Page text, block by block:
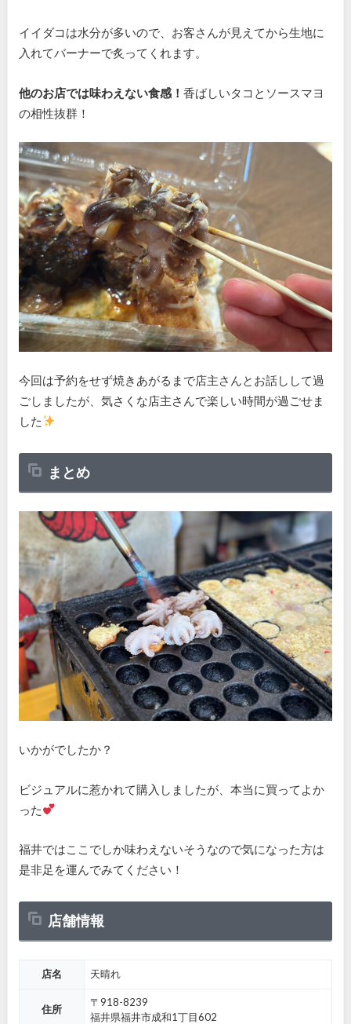
イイダコは水分が多いので、お客さんが見えてから生地に
入れてバーナーで炙ってくれます。
他のお店では味わえない食感！ 香ばしいタコとソースマヨ
の相性抜群！
今回は予約をせず焼きあがるまで店主さんとお話しして過
ごしましたが、気さくな店主さんで楽しい時間が過ごせま
した
まとめ
いかがでしたか？
ビジュアルに惹かれて購入しましたが、本当に買ってよか
った
福井ではここでしか味わえないそうなので気になった方は
是非足を運んでみてください！
店舗情報
店名 天晴れ
住所
〒918-8239
福井県福井市成和1丁目602